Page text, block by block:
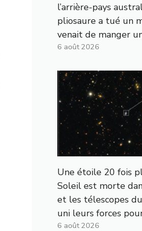
l’arrière-pays
pliosaure a tué un
venait de manger
6 août 2026
Une étoile 20 fois
Soleil est morte
et les télescopes
uni leurs forces
6 août 2026